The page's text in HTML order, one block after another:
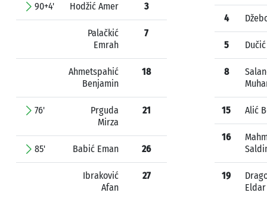
90+4' Hodžić Amer 3
Palačkić
Emrah
7
Ahmetspahić
Benjamin
18
76'
Prguda
Mirza
21
85' Babić Eman 26
Ibraković
Afan
27
4
5
8
15 Alić
16
19
Eldar